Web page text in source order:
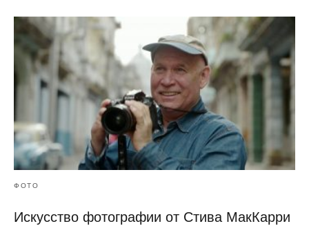
ФОТО
Искусство фотографии от Стива МакКарри